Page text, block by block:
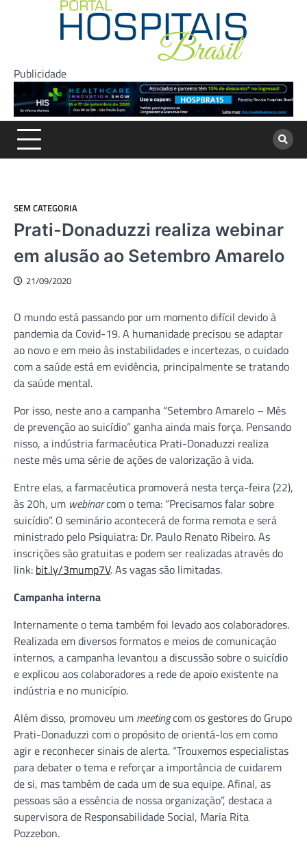
Publicidade
SEM CATEGORIA
Prati-Donaduzzi realiza webinar
em alusão ao Setembro Amarelo
21/09/2020
O mundo está passando por um momento difícil devido à
pandemia da Covid-19. A humanidade precisou se adaptar
ao novo e em meio às instabilidades e incertezas, o cuidado
com a saúde está em evidência, principalmente se tratando
da saúde mental.
Por isso, neste ano a campanha “Setembro Amarelo – Mês
de prevenção ao suicídio” ganha ainda mais força. Pensando
nisso, a indústria farmacêutica Prati-Donaduzzi realiza
neste mês uma série de ações de valorização à vida.
Entre elas, a farmacêutica promoverá nesta terça-feira (22),
às 20h, um webinarcom o tema: “Precisamos falar sobre
suicídio”. O seminário acontecerá de forma remota e será
ministrado pelo Psiquiatra: Dr. Paulo Renato Ribeiro. As
inscrições são gratuitas e podem ser realizadas através do
link: bit.ly/3mump7V. As vagas são limitadas.
Campanha interna
Internamente o tema também foi levado aos colaboradores.
Realizada em diversos formatos e meios de comunicação
internos, a campanha levantou a discussão sobre o suicídio
e explicou aos colaboradores a rede de apoio existente na
indústria e no município.
Além disso, promoveu um meetingcom os gestores do Grupo
Prati-Donaduzzi com o propósito de orientá-los em como
agir e reconhecer sinais de alerta. “Trouxemos especialistas
para debater o tema e reforçar a importância de cuidarem
de si, mas também de cada um de sua equipe. Afinal, as
pessoas são a essência de nossa organização”, destaca a
supervisora de Responsabilidade Social, Maria Rita
Pozzebon.